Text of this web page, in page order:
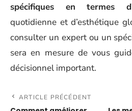
spécifiques en termes
quotidienne et d’esthétique
consulter un expert ou un
sera en mesure de vous
décisionnel important.
ARTICLE PRÉCÉDENT